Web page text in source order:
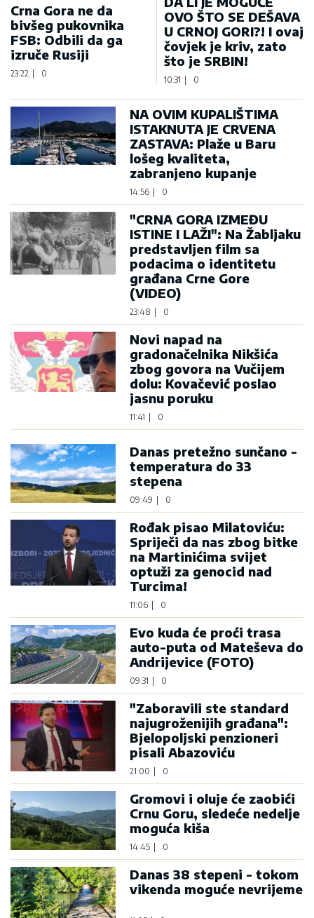
Crna Gora ne da
bivšeg pukovnika
FSB: Odbili da ga
izruče Rusiji
23:22 | 0
OVO ŠTO SE DEŠAVA
U CRNOJ GORI?! I ovaj
čovjek je kriv, zato
što je SRBIN!
10:31 | 0
NA OVIM KUPALIŠTIMA
ISTAKNUTA JE CRVENA
ZASTAVA: Plaže u Baru
lošeg kvaliteta,
zabranjeno kupanje
14:56 | 0
"CRNA GORA IZMEĐU
ISTINE I LAŽI": Na Žabljaku
predstavljen film sa
podacima o identitetu
građana Crne Gore
(VIDEO)
23:48 | 0
Novi napad na
gradonačelnika Nikšića
zbog govora na Vučijem
dolu: Kovačević poslao
jasnu poruku
11:41 | 0
Danas pretežno sunčano -
temperatura do 33
stepena
09:49 | 0
Rođak pisao Milatoviću:
Spriječi da nas zbog bitke
na Martinićima svijet
optuži za genocid nad
Turcima!
11:06 | 0
Evo kuda će proći trasa
auto-puta od Mateševa do
Andrijevice (FOTO)
09:31 | 0
"Zaboravili ste standard
najugroženijih građana":
Bjelopoljski penzioneri
pisali Abazoviću
21:00 | 0
Gromovi i oluje će zaobići
Crnu Goru, sledeće nedelje
moguća kiša
14:45 | 0
Danas 38 stepeni - tokom
vikenda moguće nevrijeme